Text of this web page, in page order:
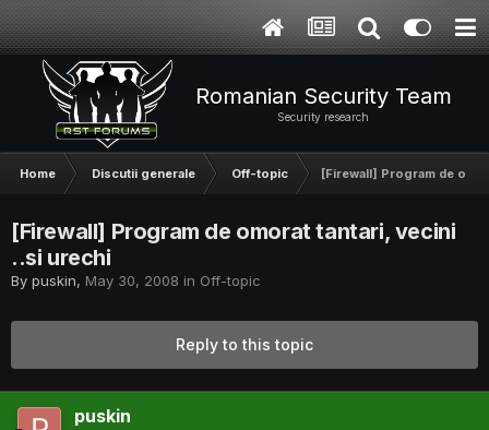
Romanian Security Team
Security research
Home Discutii generale Off-topic [Firewall] Program de
[Firewall] Program de omorat tantari, vecini
..si urechi
By puskin, May 30, 2008 in Off-topic
Reply to this topic
puskin